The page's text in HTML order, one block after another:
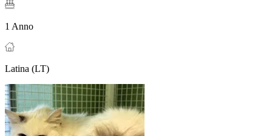
1 Anno
Latina (LT)